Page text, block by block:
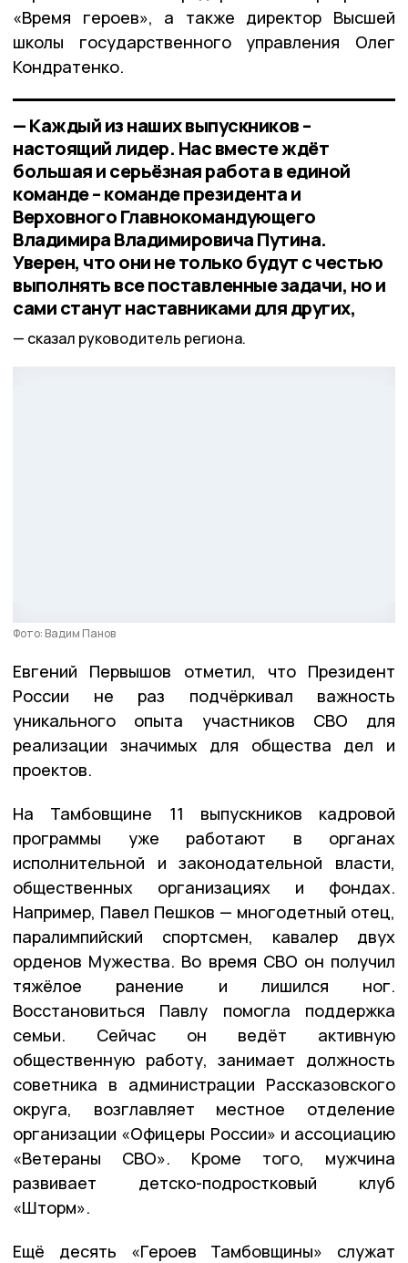
«Время героев», а также директор Высшей
школы государственного управления Олег
Кондратенко.
— Каждый из наших выпускников –
настоящий лидер. Нас вместе ждёт
большая и серьёзная работа в единой
команде – команде президента и
Верховного Главнокомандующего
Владимира Владимировича Путина.
Уверен, что они не только будут с честью
выполнять все поставленные задачи, но и
сами станут наставниками для других,
сказал руководитель региона.
Фото: Вадим Панов
Евгений Первышов отметил, что Президент
России не раз подчёркивал важность
уникального опыта участников СВО для
реализации значимых для общества дел и
проектов.
На Тамбовщине 11 выпускников кадровой
программы уже работают в органах
исполнительной и законодательной власти,
общественных организациях и фондах.
Например, Павел Пешков — многодетный отец,
паралимпийский спортсмен, кавалер двух
орденов Мужества. Во время СВО он получил
тяжёлое ранение и лишился ног.
Восстановиться Павлу помогла поддержка
семьи. Сейчас он ведёт активную
общественную работу, занимает должность
советника в администрации Рассказовского
округа, возглавляет местное отделение
организации «Офицеры России» и ассоциацию
«Ветераны СВО». Кроме того, мужчина
развивает детско-подростковый клуб
«Шторм».
Ещё десять «Героев Тамбовщины» служат